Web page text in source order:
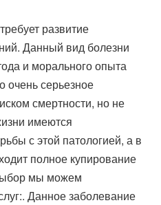
развитие
Данный вид болезни
и морального опыта
очень серьезное
смертности, но не
имеются
с этой патологией, а в
полное купирование
мы можем
Данное заболевание